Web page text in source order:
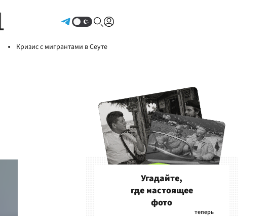
Кризис с мигрантами в Сеуте
Угадайте,
где настоящее
фото